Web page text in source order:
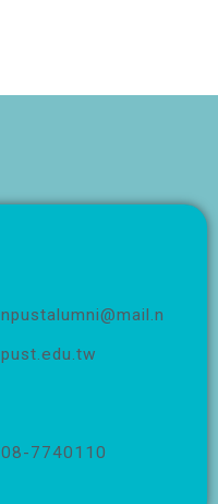
npustalumni@mail.n
pust.edu.tw
08-7740110